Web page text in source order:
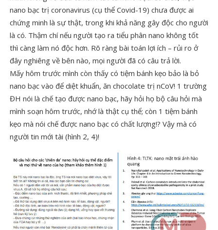
nano bạc trị coronavirus (cụ thể Covid-19) chưa được ai
chứng minh là sự thật, trong khi khả năng gây độc cho người
là có. Thậm chí nếu người tạo ra tiểu phân nano không tốt
thì càng làm nó độc hơn. Rõ ràng bài toán lợi ích – rủi ro ở
đây nghiêng về bên nào, mọi người đã có câu trả lời.
Mấy hôm trước mình còn thấy có tiệm bánh kẹo bảo là bỏ
nano bạc vào để diệt khuẩn, ăn chocolate trị nCoV! 1 trường
ĐH nói là chế tạo được nano bạc, hãy hỏi họ bộ câu hỏi mà
mình soạn hôm trước, nhớ là thật cụ thể; còn 1 tiệm bánh
kẹo mà nói chế được nano bạc có chất lượng!? Vậy mà có
người tin mới tài (hình 2, 4)!